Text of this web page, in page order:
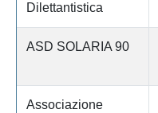
Dilettantistica
ASD SOLARIA 90
Associazione